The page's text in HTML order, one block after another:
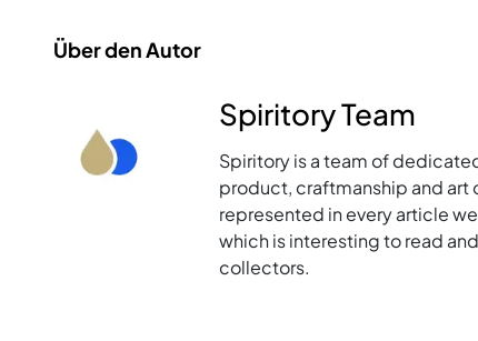
Über den Autor
Spiritory Team
Spiritory is a team of
product, craftmanship and art
represented in every article
which is interesting to read
collectors.